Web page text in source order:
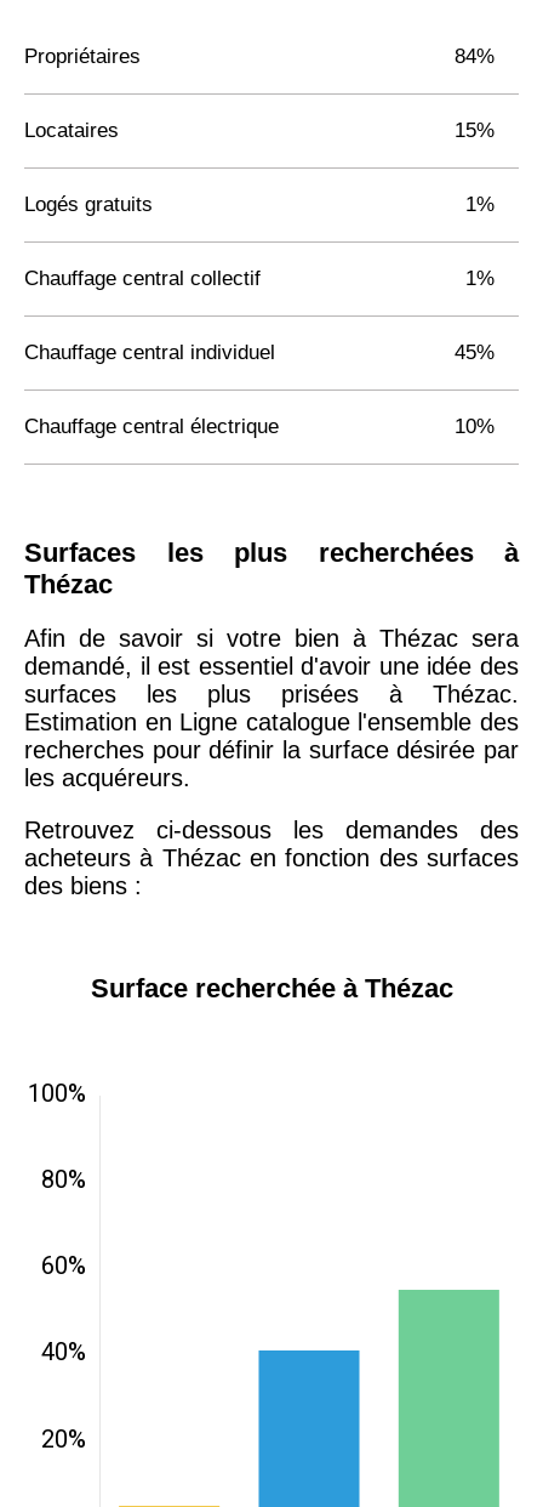
Propriétaires 84%
Locataires 15%
Logés gratuits 1%
Chauffage central collectif 1%
Chauffage central individuel 45%
Chauffage central électrique 10%
Surfaces les plus recherchées à
Thézac
Afin de savoir si votre bien à Thézac sera
demandé, il est essentiel d'avoir une idée des
surfaces les plus prisées à Thézac.
Estimation en Ligne catalogue l'ensemble des
recherches pour définir la surface désirée par
les acquéreurs.
Retrouvez ci-dessous les demandes des
acheteurs à Thézac en fonction des surfaces
des biens :
Surface recherchée à Thézac